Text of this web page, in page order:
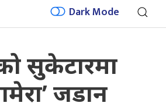
Dark Mode
सुकेटारमा
जडान